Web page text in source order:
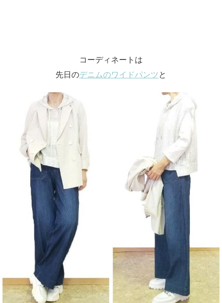
コーディネートは
先日のデニムのワイドパンツ と